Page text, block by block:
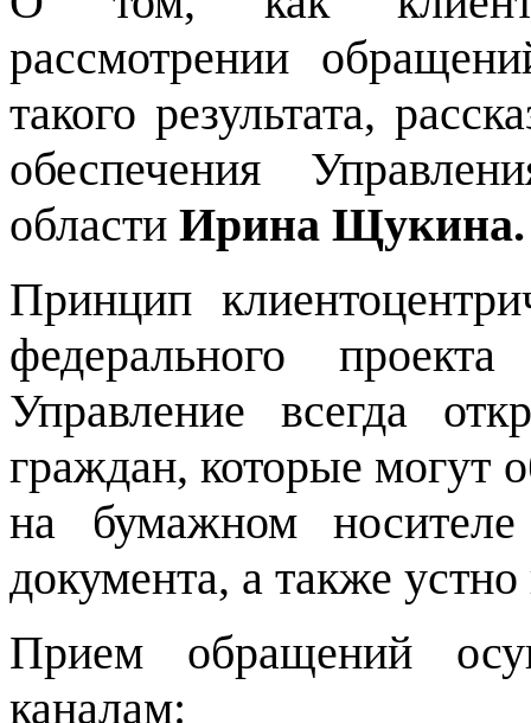
рассмотрении
такого результата,
обеспечения
области Ирина Щукина.
Принцип
федерального
Управление всегда
граждан, которые могут
на бумажном
документа, а также
Прием обращений
каналам: